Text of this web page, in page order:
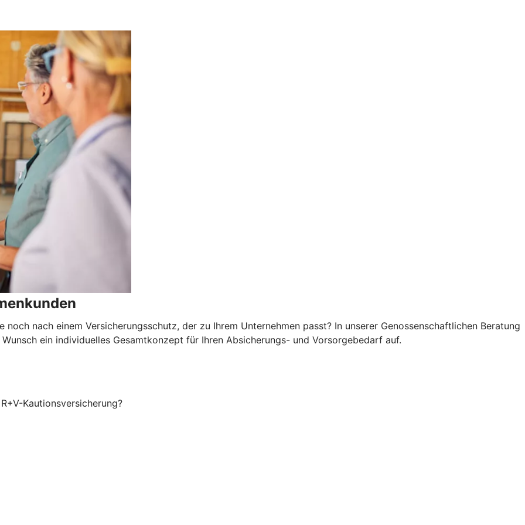
nach einem Versicherungsschutz, der zu Ihrem Unternehmen passt? In unserer Genossenschaftlichen Beratung
ein individuelles Gesamtkonzept für Ihren Absicherungs- und Vorsorgebedarf auf.
Kautionsversicherung?